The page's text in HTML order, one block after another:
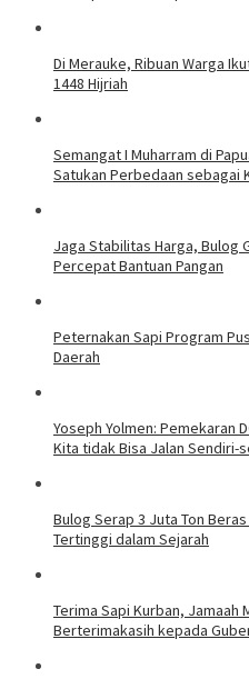
Di Merauke, Ribuan Warga
1448 Hijriah
Semangat I Muharram di
Satukan Perbedaan sebagai
Jaga Stabilitas Harga, Bulog
Percepat Bantuan Pangan
Peternakan Sapi Program
Daerah
Yoseph Yolmen: Pemekaran
Kita tidak Bisa Jalan Sendiri-
Bulog Serap 3 Juta Ton
Tertinggi dalam Sejarah
Terima Sapi Kurban, Jamaah
Berterimakasih kepada